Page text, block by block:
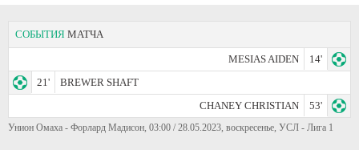
СОБЫТИЯ МАТЧА
MESIAS AIDEN
14'
21'
BREWER SHAFT
CHANEY CHRISTIAN
53'
Унион Омаха - Форлард Мадисон, 03:00 / 28.05.2023, воскресенье, УСЛ - Лига 1